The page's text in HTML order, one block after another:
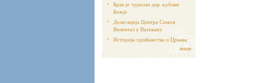
Брак је чудесни дар љубави
Божје
Делегација Центра Симон
Визентал у Ватикану
Историја хршћанства и Цркава
више